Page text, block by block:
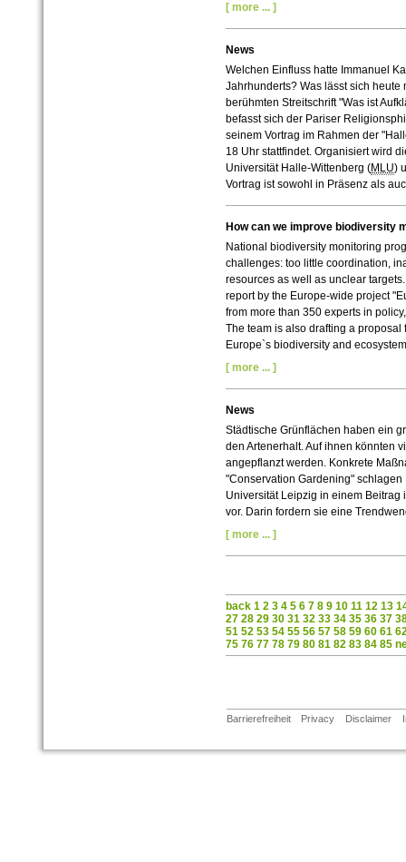
[ more ... ]
News
Welchen Einfluss hatte Immanuel
Jahrhunderts? Was lässt sich
berühmten Streitschrift "Was ist
befasst sich der Pariser
seinem Vortrag im Rahmen der
18 Uhr stattfindet. Organisiert wird
Universität Halle-Wittenberg (MLU)
Vortrag ist sowohl in Präsenz als
How can we improve biodiversity
National biodiversity monitoring
challenges: too little coordination,
resources as well as unclear
report by the Europe-wide project
from more than 350 experts in
The team is also drafting a
Europe`s biodiversity and
[ more ... ]
News
Städtische Grünflächen haben ein
den Artenerhalt. Auf ihnen könnten
angepflanzt werden. Konkrete
"Conservation Gardening"
Universität Leipzig in einem
vor. Darin fordern sie eine
[ more ... ]
back 1 2 3 4 5 6 7 8 9 10 11 12 13
27 28 29 30 31 32 33 34 35 36 37
51 52 53 54 55 56 57 58 59 60 61
75 76 77 78 79 80 81 82 83 84 85
Barrierefreiheit Privacy Disclaimer